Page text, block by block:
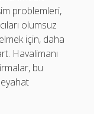
problemleri,
olumsuz
için, daha
Havalimanı
bu